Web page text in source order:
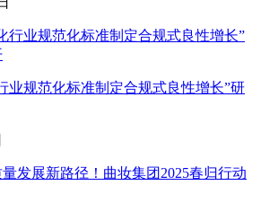
业规范化标准制定合规式良性增长”研